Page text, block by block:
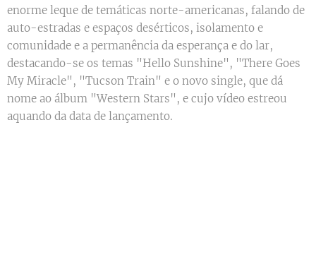
enorme leque de temáticas norte-americanas, falando de
auto-estradas e espaços desérticos, isolamento e
comunidade e a permanência da esperança e do lar,
destacando-se os temas "Hello Sunshine", "There Goes
My Miracle", "Tucson Train" e o novo single, que dá
nome ao álbum "Western Stars", e cujo vídeo estreou
aquando da data de lançamento.